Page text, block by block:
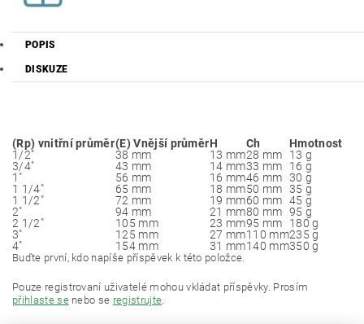
POPIS
DISKUZE
(Rp) vnitřní průměr(E) Vnější průměrH Ch
Hmotnost
1/2"
38 mm 13 mm28 mm
13 g
3/4"
43 mm 14 mm33 mm
16 g
1"
56 mm 16 mm46 mm 30 g
1 1/4"
65 mm 18 mm50 mm 35 g
1 1/2"
72 mm 19 mm60 mm 45 g
2"
94 mm 21 mm80 mm 95 g
2 1/2"
105 mm 23 mm95 mm
180 g
3"
125 mm 27 mm110 mm235 g
4"
154 mm 31 mm140 mm350 g
Buďte první, kdo napíše příspěvek k této položce.
Pouze registrovaní uživatelé mohou vkládat příspěvky. Prosím
přihlaste senebo se registrujte